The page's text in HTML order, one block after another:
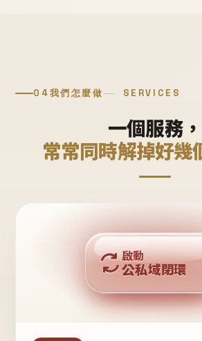
04我們怎麼做 SERVICES
一個服務，
常常同時解掉好幾
公域
私域鐵粉
回購複利
啟動
公私域閉環